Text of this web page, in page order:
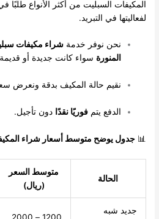
المكيفات السبليت من أكثر الأنواع طلبًا
لفعاليتها في التبريد.
نحن نوفر خدمةشراء مكيفات
المنورة سواء كانت جديدة أو
نقيم حالة المكيف بدقة ونعرض
الدفع يتمفوريًا نقدًا دون تأجيل.
📊جدول يوضح متوسط أسعار شراء
الحالة
متوسط السعر
(ريال)
جديد شبه